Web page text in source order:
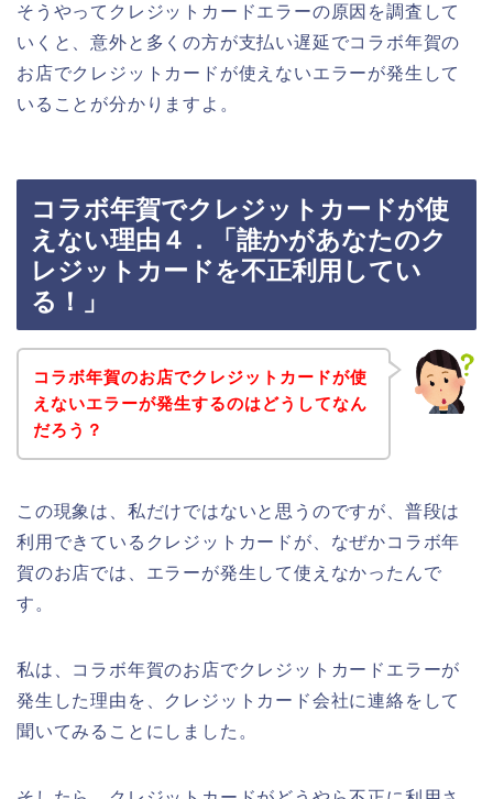
そうやってクレジットカードエラーの原因を調査して
いくと、意外と多くの方が支払い遅延でコラボ年賀の
お店でクレジットカードが使えないエラーが発生して
いることが分かりますよ。
コラボ年賀でクレジットカードが使
えない理由４．「誰かがあなたのク
レジットカードを不正利用してい
る！」
コラボ年賀のお店でクレジットカードが使
えないエラーが発生するのはどうしてなん
だろう？
この現象は、私だけではないと思うのですが、普段は
利用できているクレジットカードが、なぜかコラボ年
賀のお店では、エラーが発生して使えなかったんで
す。
私は、コラボ年賀のお店でクレジットカードエラーが
発生した理由を、クレジットカード会社に連絡をして
聞いてみることにしました。